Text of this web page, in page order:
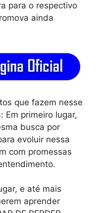
para o respectivo
ainda
que fazem nesse
Em primeiro lugar,
busca por
evoluir nessa
com promessas
e até mais
aprender